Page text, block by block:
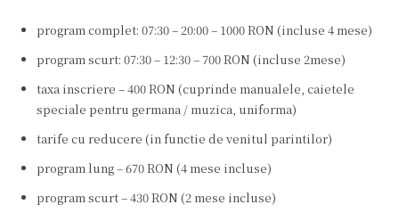
program complet: 07:30 – 20:00 – 1000 RON (incluse 4 mese)
program scurt: 07:30 – 12:30 – 700 RON (incluse 2mese)
taxa inscriere – 400 RON (cuprinde manualele, caietele
speciale pentru germana / muzica, uniforma)
tarife cu reducere (in functie de venitul parintilor)
program lung – 670 RON (4 mese incluse)
program scurt – 430 RON (2 mese incluse)